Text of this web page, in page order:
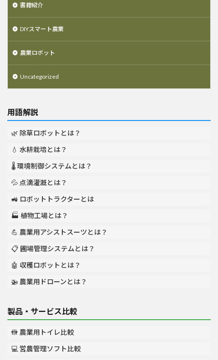
書籍紹介
DIYスマート農業
農業ロボット
Uncategorized
用語解説
🌿 除草ロボットとは？
💧 水耕栽培とは？
🌡️ 環境制御システムとは？
💦 点滴灌漑とは？
🚜 ロボットトラクターとは
🏭 植物工場とは？
💪 農業用アシストスーツとは？
📋 圃場管理システムとは？
🤖 収穫ロボットとは？
🚁 農業用ドローンとは？
製品・サービス比較
🚻 農業用トイレ比較
💻 営農管理ソフト比較